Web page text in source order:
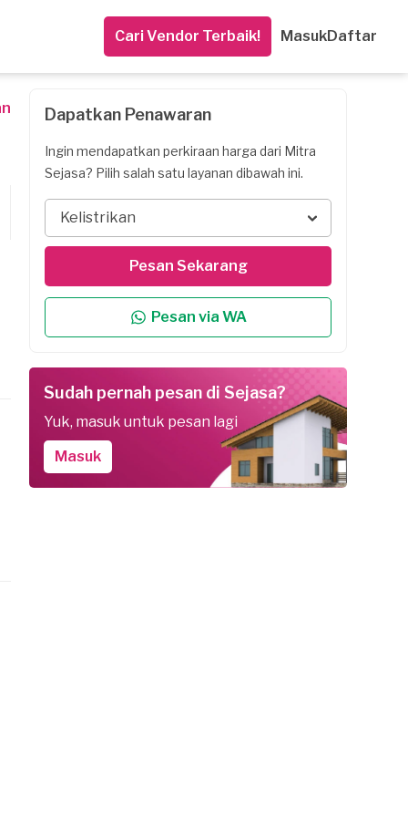
Cari Vendor Terbaik! MasukDaftar
Dapatkan Penawaran
Ingin mendapatkan perkiraan harga dari Mitra
Sejasa? Pilih salah satu layanan dibawah ini.
Kelistrikan
Pesan Sekarang
Pesan via WA
Sudah pernah pesan di Sejasa?
Yuk, masuk untuk pesan lagi
Masuk